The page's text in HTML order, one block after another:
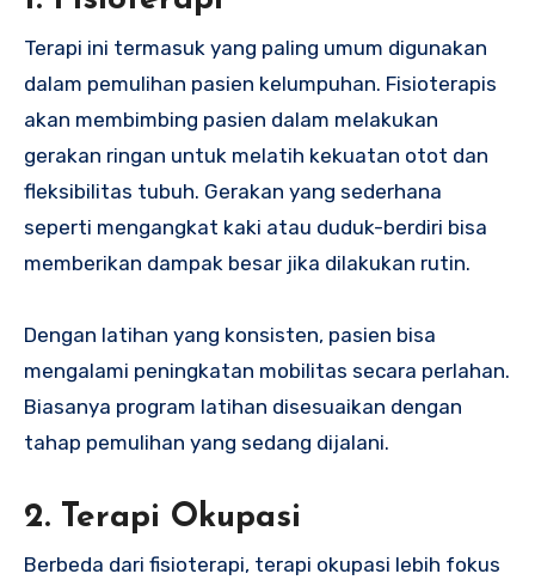
Terapi ini termasuk yang paling umum digunakan
dalam pemulihan pasien kelumpuhan. Fisioterapis
akan membimbing pasien dalam melakukan
gerakan ringan untuk melatih kekuatan otot dan
fleksibilitas tubuh. Gerakan yang sederhana
seperti mengangkat kaki atau duduk-berdiri bisa
memberikan dampak besar jika dilakukan rutin.
Dengan latihan yang konsisten, pasien bisa
mengalami peningkatan mobilitas secara perlahan.
Biasanya program latihan disesuaikan dengan
tahap pemulihan yang sedang dijalani.
2. Terapi Okupasi
Berbeda dari fisioterapi, terapi okupasi lebih fokus